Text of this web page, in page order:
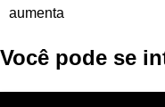
Post
aumenta
Você pode se